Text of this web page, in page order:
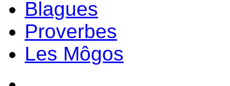
Blagues
Proverbes
Les Môgos